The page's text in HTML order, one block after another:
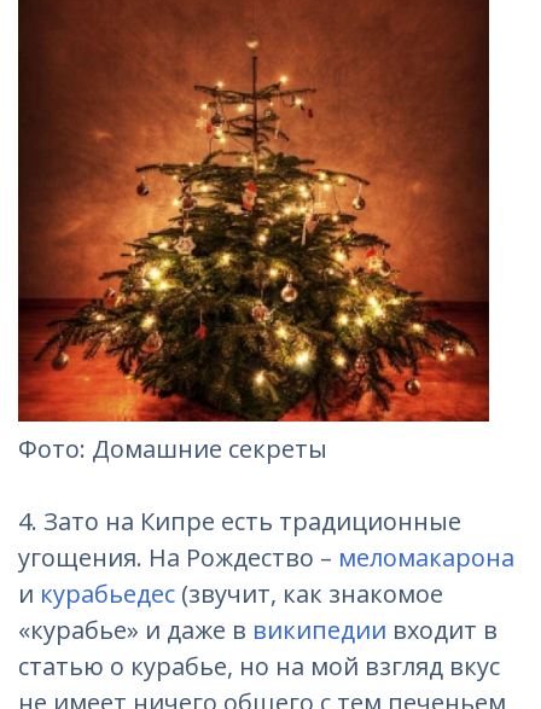
Фото: Домашние секреты
4. Зато на Кипре есть традиционные
угощения. На Рождество – меломакарона
и курабьедес (звучит, как знакомое
«курабье» и даже в википедии входит в
статью о курабье, но на мой взгляд вкус
не имеет ничего общего с тем печеньем,